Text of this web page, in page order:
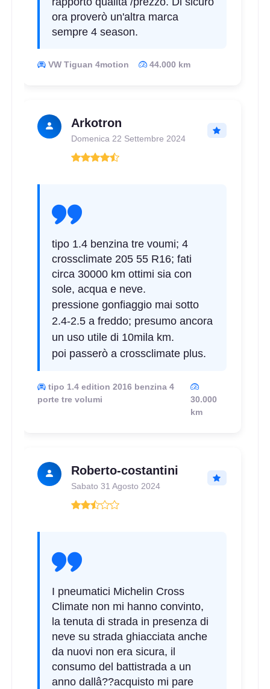
ora proverò un'altra marca
sempre 4 season.
VW Tiguan 4motion 44.000 km
Arkotron
Domenica 22 Settembre 2024
tipo 1.4 benzina tre voumi; 4
crossclimate 205 55 R16; fati
circa 30000 km ottimi sia con
sole, acqua e neve.
pressione gonfiaggio mai sotto
2.4-2.5 a freddo; presumo ancora
un uso utile di 10mila km.
poi passerò a crossclimate plus.
tipo 1.4 edition 2016 benzina 4
porte tre volumi
30.000
km
Roberto-costantini
Sabato 31 Agosto 2024
I pneumatici Michelin Cross
Climate non mi hanno convinto,
la tenuta di strada in presenza di
neve su strada ghiacciata anche
da nuovi non era sicura, il
consumo del battistrada a un
anno dallâ??acquisto mi pare